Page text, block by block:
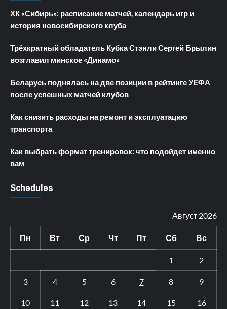
ХК «Сибирь»: расписание матчей, календарь игр и
история новосибирского клуба
Трёхкратный обладатель Кубка Стэнли Сергей Брылин
возглавил минское «Динамо»
Беларусь поднялась на две позиции в рейтинге УЕФА
после успешных матчей клубов
Как снизить расходы на ремонт и эксплуатацию
транспорта
Как выбрать формат тренировок: что подойдет именно
вам
Schedules
Август 2026
Пн Вт Ср Чт Пт Сб Вс
1 2
3 4 5 6 7 8 9
10 11 12 13 14 15 16